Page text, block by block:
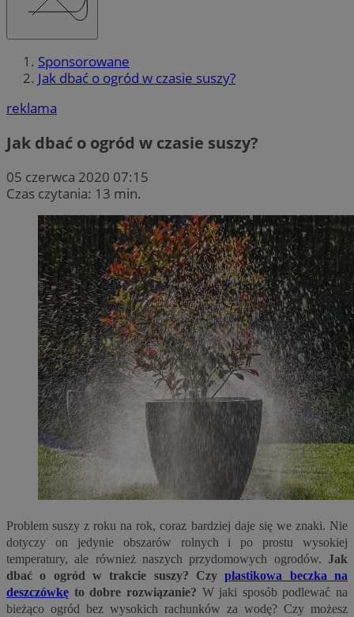
Sponsorowane
Jak dbać o ogród w czasie suszy?
reklama
Jak dbać o ogród w czasie suszy?
05 czerwca 2020 07:15
Czas czytania: 13 min.
Problem suszy z roku na rok, coraz bardziej daje się we znaki. Nie
dotyczy on jedynie obszarów rolnych i po prostu wysokiej
temperatury, ale również naszych przydomowych ogrodów. Jak
dbać o ogród w trakcie suszy?
Czyplastikowa beczka na
deszczówkę to dobre rozwiązanie? W jaki sposób podlewać na
bieżąco ogród bez wysokich rachunków za wodę? Czy możesz